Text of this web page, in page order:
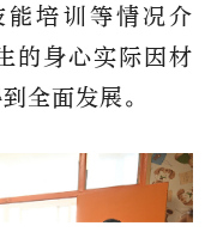
培训等情况介
的身心实际因材
全面发展。